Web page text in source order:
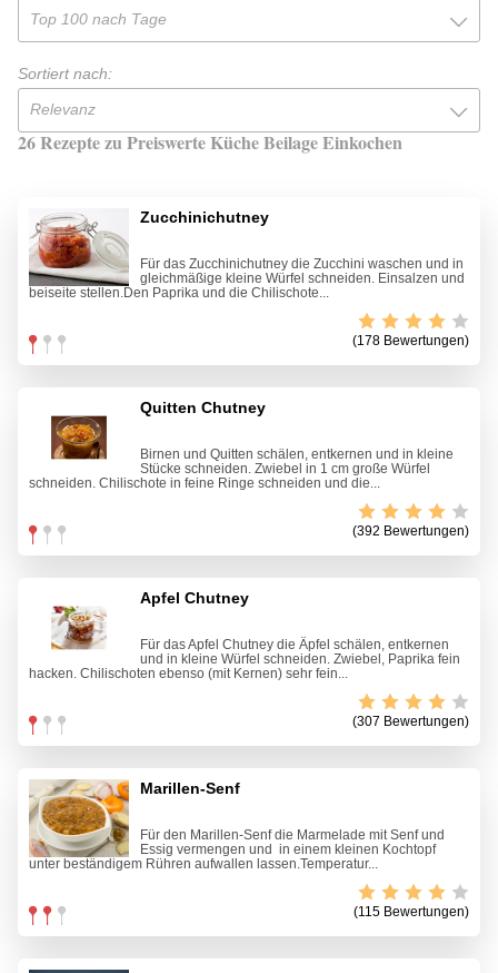
Top 100 nach Tage
Sortiert nach:
Relevanz
26 Rezepte zu Preiswerte Küche Beilage Einkochen
Zucchinichutney
Für das Zucchinichutney die Zucchini waschen und in
gleichmäßige kleine Würfel schneiden. Einsalzen und
beiseite stellen.Den Paprika und die Chilischote...
(178 Bewertungen)
Quitten Chutney
Birnen und Quitten schälen, entkernen und in kleine
Stücke schneiden. Zwiebel in 1 cm große Würfel
schneiden. Chilischote in feine Ringe schneiden und die...
(392 Bewertungen)
Apfel Chutney
Für das Apfel Chutney die Äpfel schälen, entkernen
und in kleine Würfel schneiden. Zwiebel, Paprika fein
hacken. Chilischoten ebenso (mit Kernen) sehr fein...
(307 Bewertungen)
Marillen-Senf
Für den Marillen-Senf die Marmelade mit Senf und
Essig vermengen und in einem kleinen Kochtopf
unter beständigem Rühren aufwallen lassen.Temperatur...
(115 Bewertungen)